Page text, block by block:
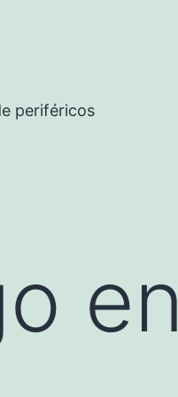
periféricos
en